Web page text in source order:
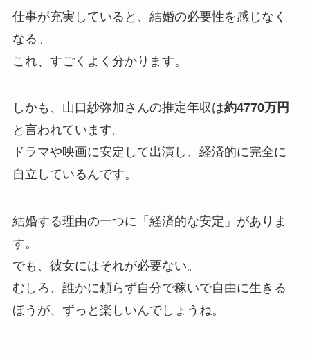
仕事が充実していると、結婚の必要性を感じなく
なる。
これ、すごくよく分かります。
しかも、山口紗弥加さんの推定年収は約4770万円
と言われています。
ドラマや映画に安定して出演し、経済的に完全に
自立しているんです。
結婚する理由の一つに「経済的な安定」がありま
す。
でも、彼女にはそれが必要ない。
むしろ、誰かに頼らず自分で稼いで自由に生きる
ほうが、ずっと楽しいんでしょうね。